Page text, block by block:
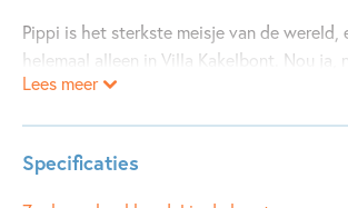
Pippi is het sterkste meisje van de wereld,
helemaal alleen in Villa Kakelbont. Nou ja,
alleen, want ze heeft een aapje en een
buurkinderen Tommy en Annika beleeft ze
Ze speelt tikkertje met de politie, wordt
Lees meer
Specificaties